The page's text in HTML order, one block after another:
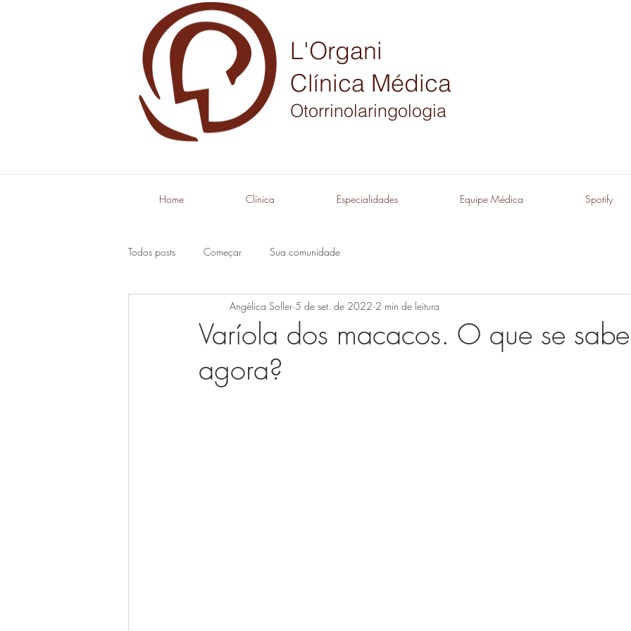
L'Organi
Clínica Médica
Otorrinolaringologia
Home Clínica Especialidades Equipe Médica Spotify
Todos posts Começar Sua comunidade
Varíola dos macacos. O que se
agora?
Angélica Soller 5 de set. de 2022 2 min de leitura